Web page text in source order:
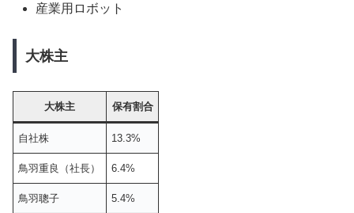
産業用ロボット
大株主
大株主 保有割合
自社株 13.3%
鳥羽重良（社長） 6.4%
鳥羽聰子 5.4%